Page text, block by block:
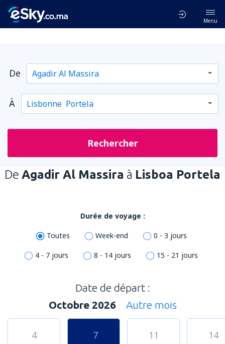
Menu
De
À
Rechercher
De Agadir Al Massira à Lisboa Portela
Durée de voyage :
Toutes Week-end 0 - 3 jours
4 - 7 jours 8 - 14 jours 15 - 21 jours
Date de départ :
Octobre 2026
Autre mois
4 7 11 14